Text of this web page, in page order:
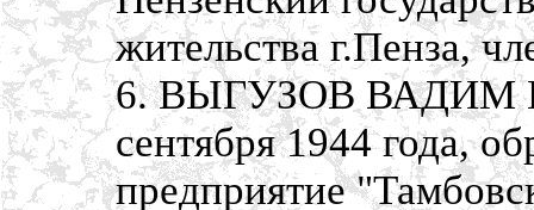
жительства г.Пенза,
6. ВЫГУЗОВ ВАДИМ
сентября 1944 года,
предприятие